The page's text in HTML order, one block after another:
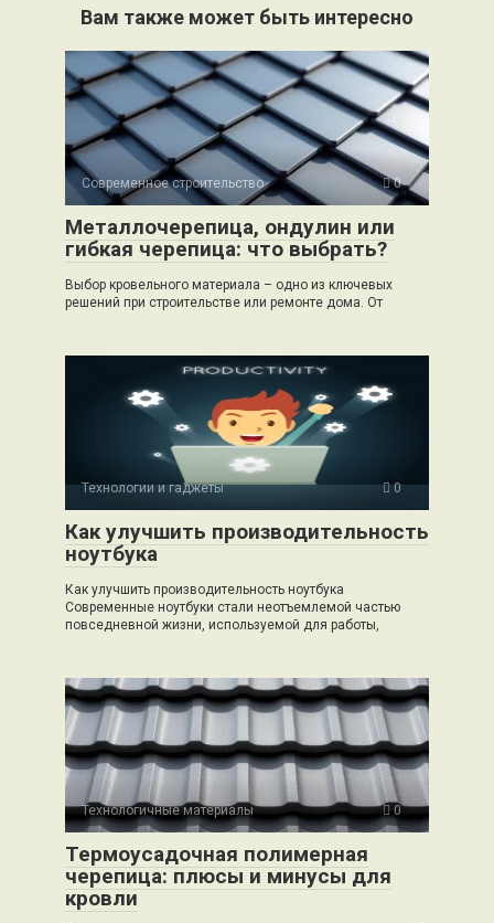
Вам также может быть интересно
Современное строительство 0
Металлочерепица, ондулин или
гибкая черепица: что выбрать?
Выбор кровельного материала – одно из ключевых
решений при строительстве или ремонте дома. От
Технологии и гаджеты 0
Как улучшить производительность
ноутбука
Как улучшить производительность ноутбука
Современные ноутбуки стали неотъемлемой частью
повседневной жизни, используемой для работы,
Технологичные материалы 0
Термоусадочная полимерная
черепица: плюсы и минусы для
кровли